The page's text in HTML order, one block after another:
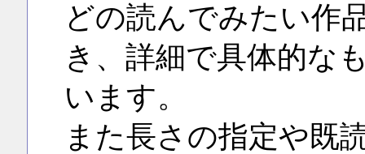
どの読んでみたい作
き、詳細で具体的な
います。
また長さの指定や既